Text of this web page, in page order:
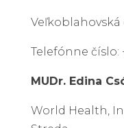
Veľkoblahovská
Telefónne číslo:
MUDr. Edina
World Health,